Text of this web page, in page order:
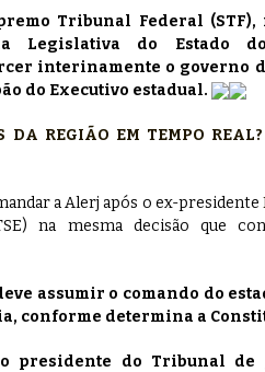
Tribunal Federal
Legislativa do Estado
interinamente o governo
do Executivo estadual.
DA REGIÃO EM TEMPO
a Alerj após o ex-presidente
na mesma decisão que
assumir o comando do
conforme determina a
presidente do Tribunal de